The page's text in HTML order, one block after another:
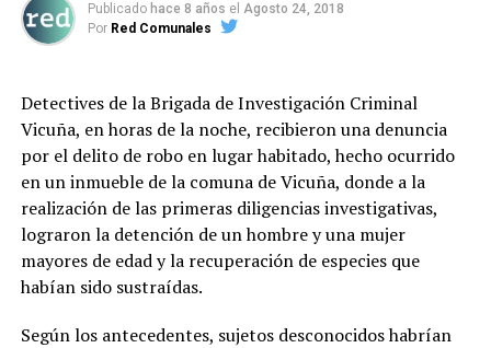
Publicado hace 8 años el Agosto 24, 2018
Por Red Comunales
Detectives de la Brigada de Investigación Criminal
Vicuña, en horas de la noche, recibieron una denuncia
por el delito de robo en lugar habitado, hecho ocurrido
en un inmueble de la comuna de Vicuña, donde a la
realización de las primeras diligencias investigativas,
lograron la detención de un hombre y una mujer
mayores de edad y la recuperación de especies que
habían sido sustraídas.
Según los antecedentes, sujetos desconocidos habrían